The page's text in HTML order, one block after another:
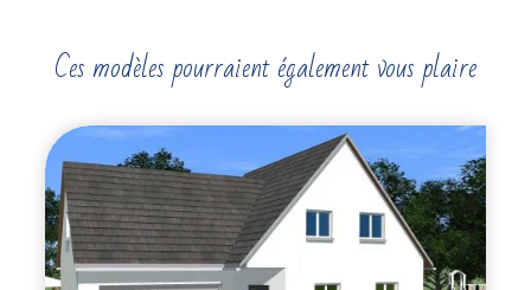
Ces modèles pourraient également vous plaire